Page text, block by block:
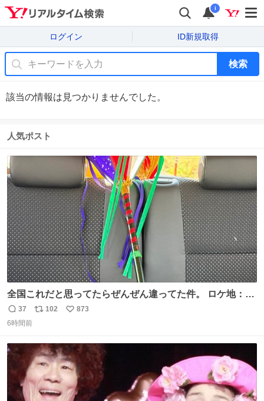
i
ログイン ID新規取得
検索
該当の情報は見つかりませんでした。
人気ポスト
全国これだと思ってたらぜんぜん違ってた件。 ロケ地：広
島
返
信
37
リ
ト
数
102
い
数
873
6時間前